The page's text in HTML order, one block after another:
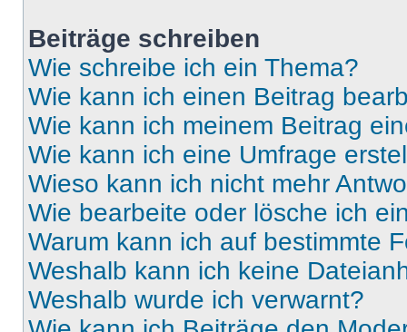
Beiträge schreiben
Wie schreibe ich ein Thema?
Wie kann ich einen Beitrag
Wie kann ich meinem Beitrag
Wie kann ich eine Umfrage
Wieso kann ich nicht mehr
Wie bearbeite oder lösche ich
Warum kann ich auf bestimmte
Weshalb kann ich keine
Weshalb wurde ich verwarnt?